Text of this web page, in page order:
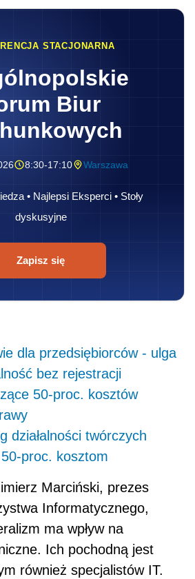
STACJONARNA
Biur
8:30-17:10 Warszawa
• Najlepsi Eksperci • Stoły
dyskusyjne
Zapisz się
dla przedsiębiorców - ulga
bez rejestracji
50-proc. kosztów
działalności twórczych
proc. kosztom
Marciński, prezes
Informatycznego,
ma wpływ na
Ich pochodną jest
również specjalistów IT.